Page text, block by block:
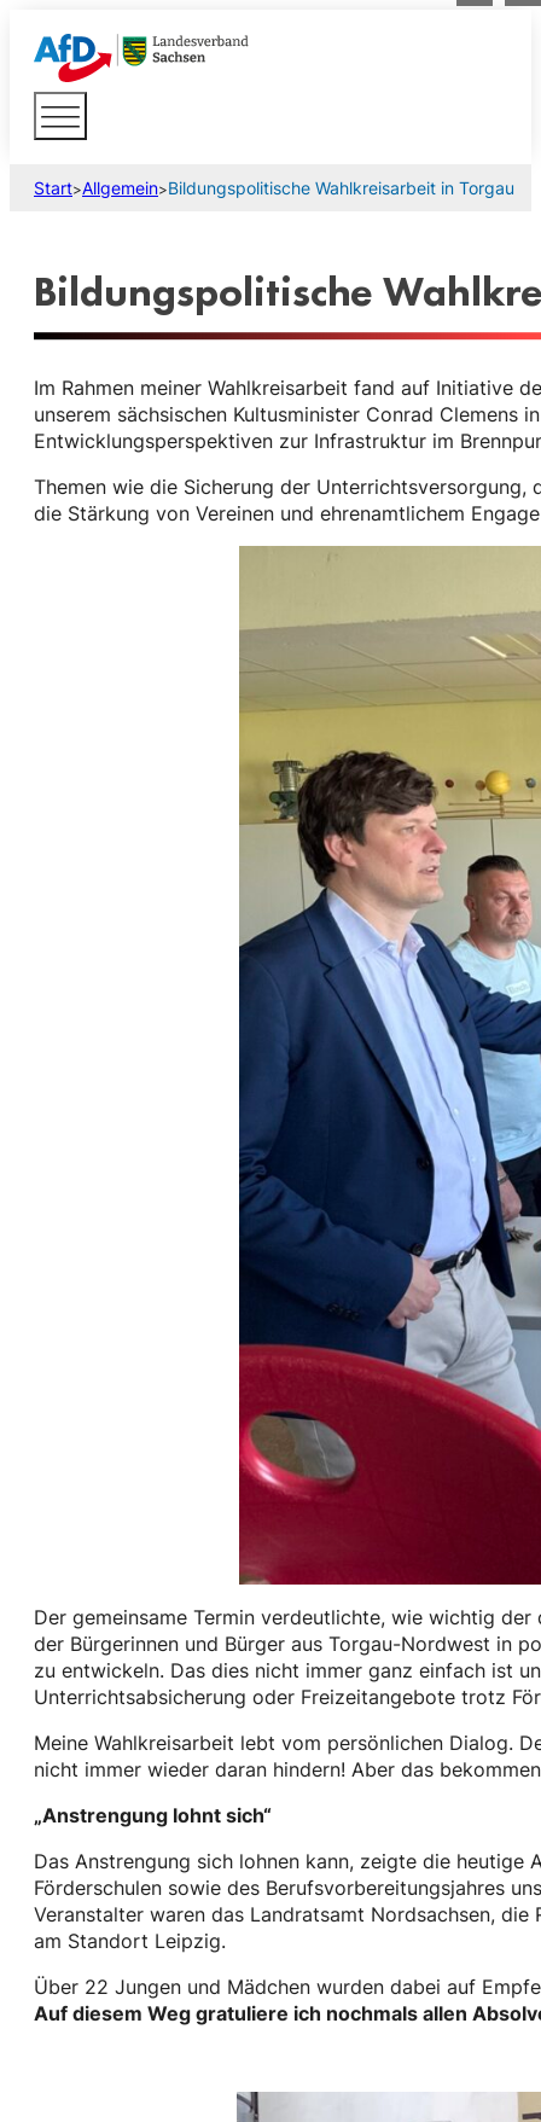
Start>Allgemein>Bildungspolitische Wahlkreisarbeit in Torgau
Bildungspolitische
Im Rahmen meiner Wahlkreisarbeit fand auf Initiative
unserem sächsischen Kultusminister Conrad
Entwicklungsperspektiven zur Infrastruktur im
Themen wie die Sicherung der
die Stärkung von Vereinen und ehrenamtlichem
Der gemeinsame Termin verdeutlichte, wie wichtig
der Bürgerinnen und Bürger aus Torgau-Nordwest in
zu entwickeln. Das dies nicht immer ganz einfach ist
Unterrichtsabsicherung oder Freizeitangebote trotz
Meine Wahlkreisarbeit lebt vom persönlichen Dialog.
nicht immer wieder daran hindern! Aber das
„Anstrengung lohnt sich“
Das Anstrengung sich lohnen kann, zeigte die heutige
Förderschulen sowie des Berufsvorbereitungsjahres
Veranstalter waren das Landratsamt Nordsachsen,
am Standort Leipzig.
Über 22 Jungen und Mädchen wurden dabei auf
Auf diesem Weg gratuliere ich nochmals allen